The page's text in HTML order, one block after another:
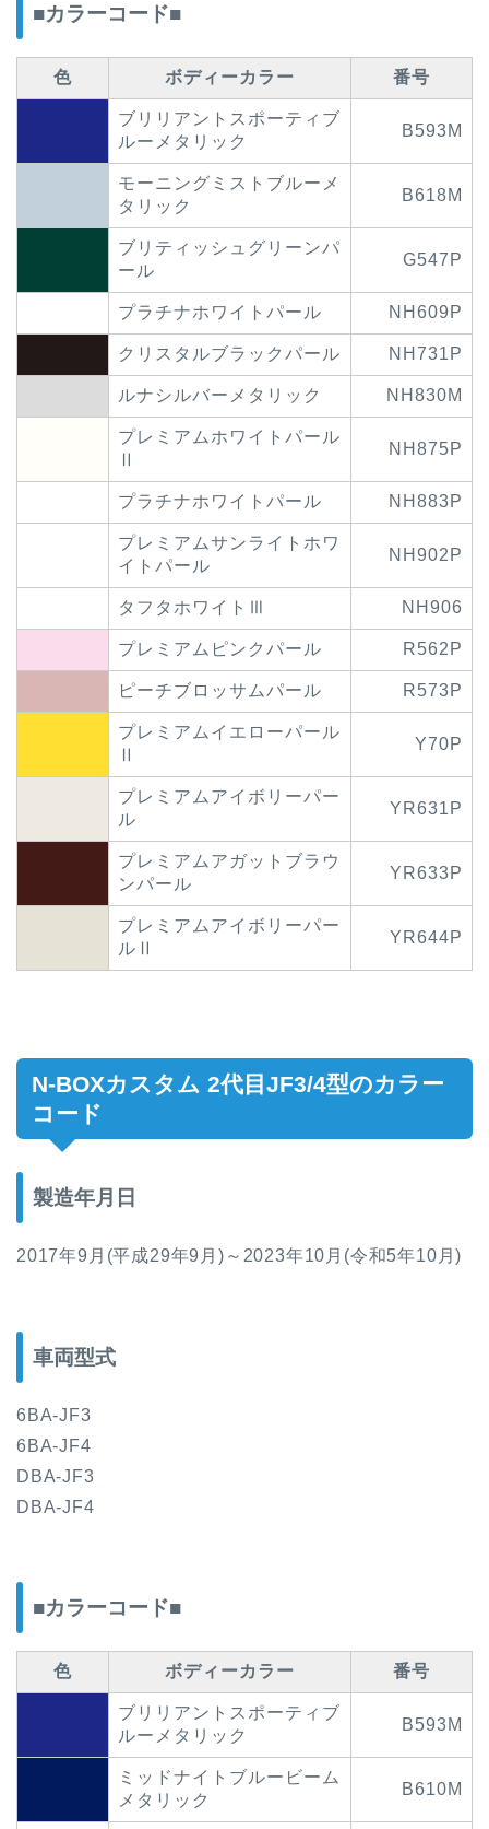
■カラーコード■
色 ボディーカラー 番号
ブリリアントスポーティブ
ルーメタリック
B593M
モーニングミストブルーメ
タリック
B618M
ブリティッシュグリーンパ
ール
G547P
プラチナホワイトパール NH609P
クリスタルブラックパール NH731P
ルナシルバーメタリック NH830M
プレミアムホワイトパール
Ⅱ
NH875P
プラチナホワイトパール NH883P
プレミアムサンライトホワ
イトパール
NH902P
タフタホワイトⅢ NH906
プレミアムピンクパール R562P
ピーチブロッサムパール R573P
プレミアムイエローパール
Ⅱ
Y70P
プレミアムアイボリーパー
ル
YR631P
プレミアムアガットブラウ
ンパール
YR633P
プレミアムアイボリーパー
ルⅡ
YR644P
N-BOXカスタム 2代目 JF3/4型のカラー
コード
製造年月日
2017年9月(平成29年9月)～2023年10月(令和5年10月)
車両型式
6BA-JF3
6BA-JF4
DBA-JF3
DBA-JF4
■カラーコード■
色 ボディーカラー 番号
ブリリアントスポーティブ
ルーメタリック
B593M
ミッドナイトブルービーム
メタリック
B610M